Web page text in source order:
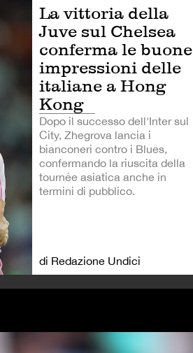
La vittoria della
Juve sul Chelsea
conferma le buone
impressioni delle
italiane a Hong
Kong
Dopo il successo dell'Inter sul
City, Zhegrova lancia i
bianconeri contro i Blues,
confermando la riuscita della
tournée asiatica anche in
termini di pubblico.
di Redazione Undici